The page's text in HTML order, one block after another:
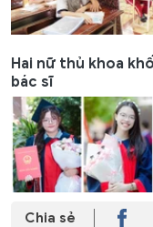
Hai nữ thủ khoa
bác sĩ
Chia sẻ